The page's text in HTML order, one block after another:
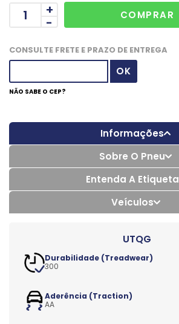
+
-
CONSULTE FRETE E PRAZO DE ENTREGA
NÃO SABE O CEP?
Informações
Sobre O Pneu
Entenda A Etiqueta
Veículos
Durabilidade (Treadwear)
300
Aderência (Traction)
AA